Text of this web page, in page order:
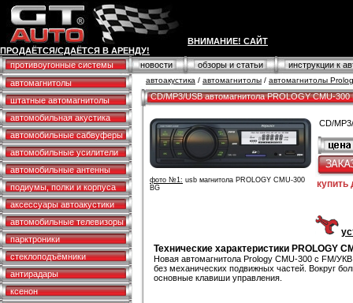
ВНИМАНИЕ! САЙТ
ПРОДАЁТСЯ/СДАЁТСЯ В АРЕНДУ!
противоугонные системы
новости обзоры и статьи
инструкции к
автомагнитолы
штатные автомагнитолы
автомобильная акустика
автомобильные сабвуферы
автомобильные усилители
автомобильные антенны
подиумы, полки и корпуса
аксессуары автоакустики
автомобильные телевизоры
парктроники
стеклоподъёмники
антирадары
ксенон
автоакустика / автомагнитолы / автомагнитолы
CD/MP3/USB автомагнитола PROLOGY CMU-300
фото №1: usb магнитола PROLOGY CMU-300
BG
CD/
купить
Технические характеристики PROLOGY
Новая автомагнитола Prology CMU-300 c FM/
без механических подвижных частей. Вокруг
основные клавиши управления.